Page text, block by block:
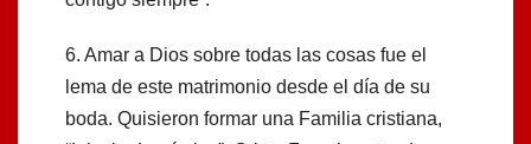
6. Amar a Dios sobre todas las cosas fue el
lema de este matrimonio desde el día de su
boda. Quisieron formar una Familia cristiana,